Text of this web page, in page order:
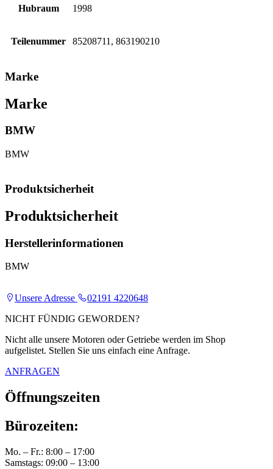
Hubraum 1998
Teilenummer 85208711, 863190210
Marke
Marke
BMW
BMW
Produktsicherheit
Produktsicherheit
Herstellerinformationen
BMW
Unsere Adresse
02191 4220648
NICHT FÜNDIG GEWORDEN?
Nicht alle unsere Motoren oder Getriebe werden im Shop
aufgelistet. Stellen Sie uns einfach eine Anfrage.
ANFRAGEN
Öffnungszeiten
Bürozeiten:
Mo. – Fr.: 8:00 – 17:00
Samstags: 09:00 – 13:00